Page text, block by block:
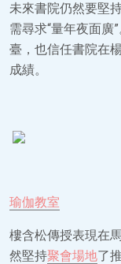
未來書院仍然要堅
需尋求“量年夜面廣
臺，也信任書院在
成績。
瑜伽教室
樓含松傳授表現在
然堅持聚會場地了